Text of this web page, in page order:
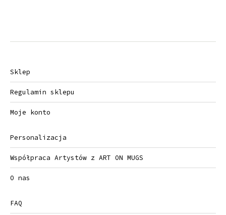
Sklep
Regulamin sklepu
Moje konto
Personalizacja
Współpraca Artystów z ART ON MUGS
O nas
FAQ